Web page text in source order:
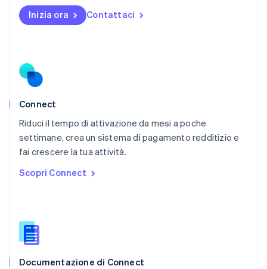
Inizia ora Contattaci
Connect
Riduci il tempo di attivazione da mesi a poche
settimane, crea un sistema di pagamento redditizio e
fai crescere la tua attività.
Scopri Connect
Documentazione di Connect
Nuova Zelanda
English
Paesi Bassi
Portogallo
Português
RAS di Hong Kong, Cina
Regno Unito
English
Repubblica Ceca
Romania
Slovacchia
English
Slovenia
EnglishItaliano